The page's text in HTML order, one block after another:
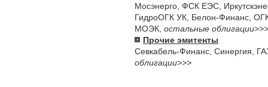
Мосэнерго ФСК ЕЭС
ГидроОГК УК Белон-Финанс
МОЭК остальные облигации>>>
Прочие эмитенты
Севкабель-Финанс Синергия
облигации>>>